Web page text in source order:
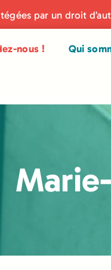
par un droit
nous ! Qui